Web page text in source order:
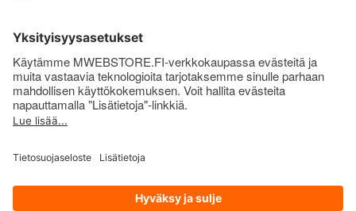
Sisäpiirin bonusohjelma
Uutiskirje
Uutiset ja artikkelit